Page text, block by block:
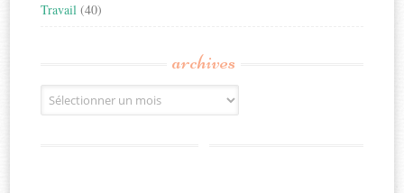
Travail (40)
archives
Archives